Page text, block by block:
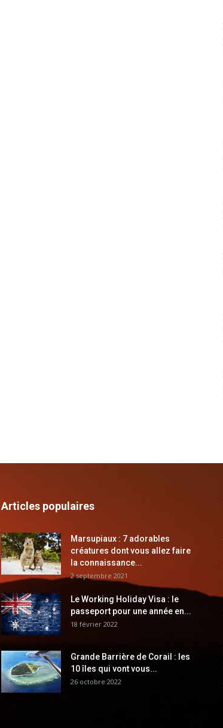
Articles populaires
Marsupiaux : 7 adorables
créatures dont vous allez faire
la connaissance...
2 septembre 2021
Le Working Holiday Visa : le
passeport pour une année en...
18 février 2022
Grande Barrière de Corail : les
10 îles qui vont vous...
26 octobre 2022